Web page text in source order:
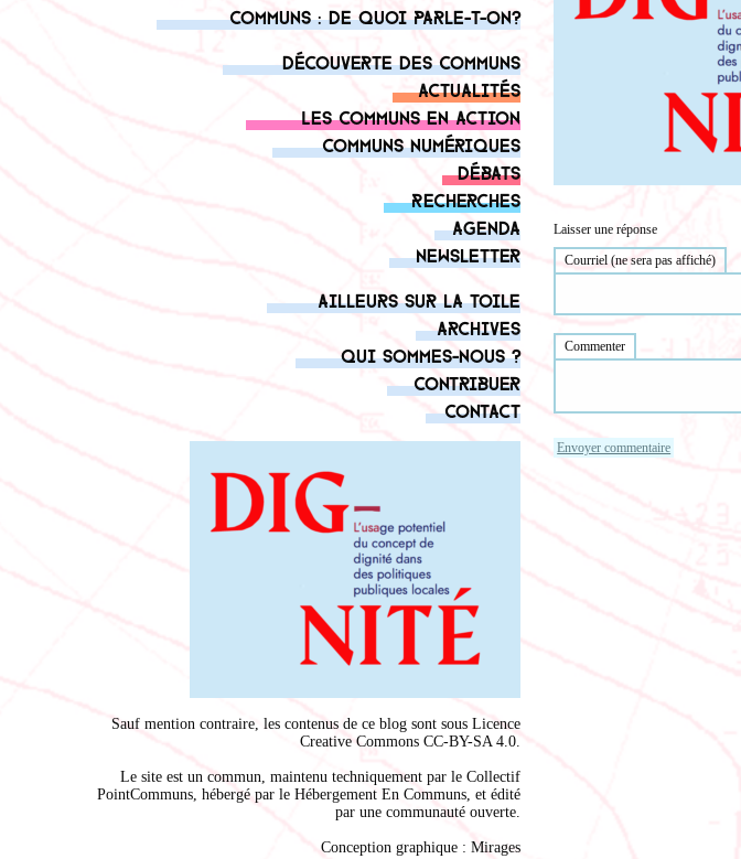
Communs : de quoi parle-t-on?
Découverte des communs
Actualités
Les communs en action
Communs numériques
Débats
Recherches
Agenda
Newsletter
Ailleurs sur la toile
Archives
Qui sommes-nous ?
Contribuer
Contact
Sauf mention contraire, les contenus de ce blog sont sous Licence
Creative Commons CC-BY-SA 4.0.
Le site est un commun, maintenu techniquement par le Collectif
PointCommuns, hébergé par le Hébergement En Communs, et édité
par une communauté ouverte.
Conception graphique : Mirages
Laisser une réponse
Courriel (ne sera pas affiché)
Commenter